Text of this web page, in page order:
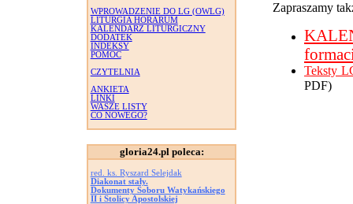
WPROWADZENIE DO LG (OWLG)
LITURGIA HORARUM
KALENDARZ LITURGICZNY
DODATEK
INDEKSY
POMOC
CZYTELNIA
ANKIETA
LINKI
WASZE LISTY
CO NOWEGO?
gloria24.pl poleca:
red. ks. Ryszard Selejdak
Diakonat stały.
Dokumenty Soboru Watykańskiego
II i Stolicy Apostolskiej
Zapraszamy
Teksty
PDF)